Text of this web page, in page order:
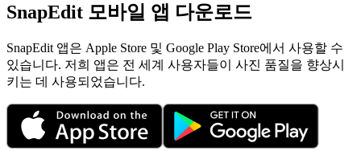
SnapEdit 모바일 앱 다운로드
SnapEdit 앱은 Apple Store 및 Google Play Store에서 사용할 수
있습니다. 저희 앱은 전 세계 사용자들이 사진 품질을 향상시
키는 데 사용되었습니다.